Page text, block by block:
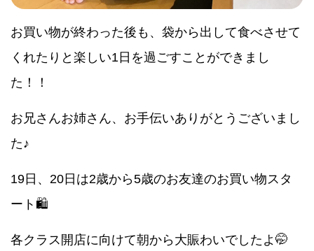
お買い物が終わった後も、袋から出して食べさせて
くれたりと楽しい1日を過ごすことができまし
た！！
お兄さんお姉さん、お手伝いありがとうございまし
た♪
19日、20日は2歳から5歳のお友達のお買い物スタ
ート🛍️
各クラス開店に向けて朝から大賑わいでしたよ🤭